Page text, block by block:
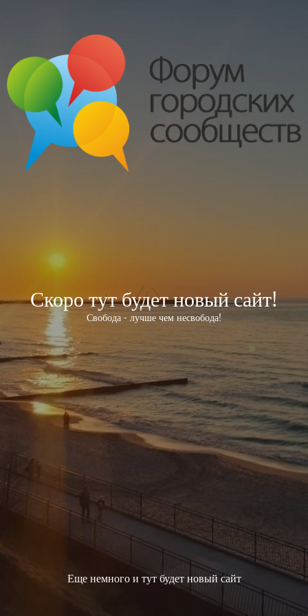
Скоро тут будет новый сайт!
Свобода - лучше чем несвобода!
Еще немного и тут будет новый сайт